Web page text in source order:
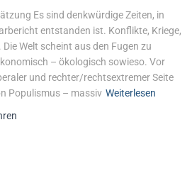
Es sind denkwürdige Zeiten, in
entstanden ist. Konflikte, Kriege,
Welt scheint aus den Fugen zu
– ökologisch sowieso. Vor
und rechter/rechtsextremer Seite
Populismus – massiv Weiterlesen